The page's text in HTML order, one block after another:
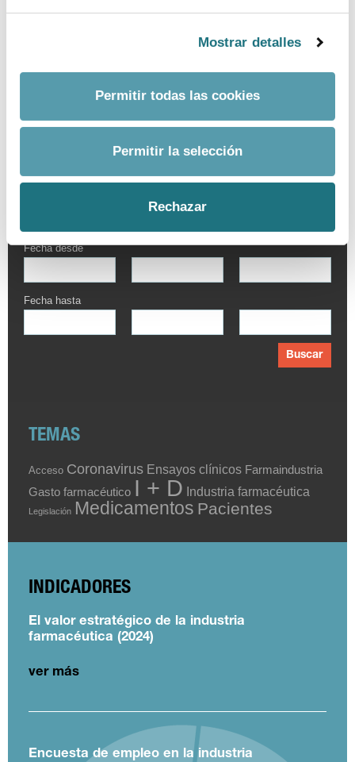
Mostrar detalles
Permitir todas las cookies
Permitir la selección
Rechazar
BUSCADOR AVANZADO
Fecha desde
Fecha hasta
Buscar
TEMAS
Acceso Coronavirus Ensayos clínicos Farmaindustria
Gasto farmacéutico I + D Industria farmacéutica
Legislación Medicamentos Pacientes
INDICADORES
El valor estratégico de la industria
farmacéutica (2024)
ver más
Encuesta de empleo en la industria